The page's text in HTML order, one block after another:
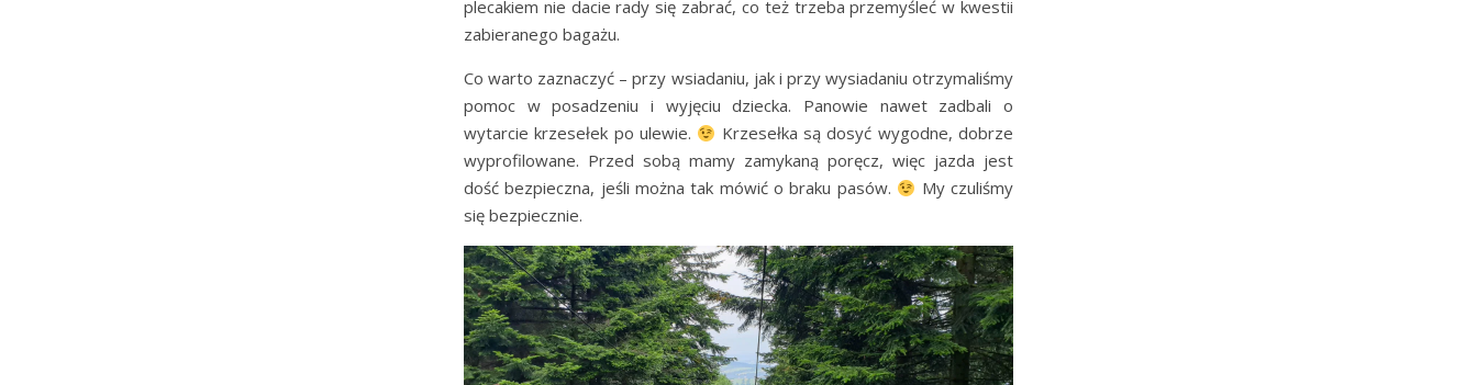
plecakiem nie dacie rady się zabrać, co też trzeba przemyśleć w kwestii
zabieranego bagażu.
Co warto zaznaczyć – przy wsiadaniu, jak i przy wysiadaniu otrzymaliśmy
pomoc w posadzeniu i wyjęciu dziecka. Panowie nawet zadbali o
wytarcie krzesełek po ulewie.
Krzesełka są dosyć wygodne, dobrze
wyprofilowane. Przed sobą mamy zamykaną poręcz, więc jazda jest
dość bezpieczna, jeśli można tak mówić o braku pasów.
My czuliśmy
się bezpiecznie.